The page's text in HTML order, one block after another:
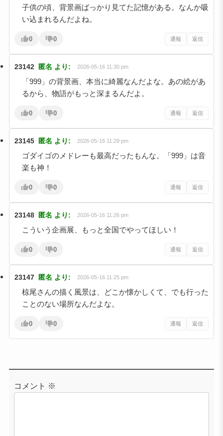
子供の頃、背景画ばっかり見てた記憶がある。なんか吸
い込まれるんだよね。
0 0 通報 返信
23142 匿名 より: 2026-05-16 11:30 pm
「999」の背景画、本当に綺麗なんだよな。あの絵があ
るから、物語がもっと深まるんだよ。
0 0 通報 返信
23145 匿名 より: 2026-05-16 11:29 pm
ゴダイゴのメドレーも最高だったもんな。「999」は音
楽も神！
0 0 通報 返信
23148 匿名 より: 2026-05-16 11:26 pm
こういう企画展、もっと全国でやってほしい！
0 0 通報 返信
23147 匿名 より: 2026-05-16 11:25 pm
椋尾さんの描く風景は、どこか懐かしくて、でも行った
ことのない場所なんだよな。
0 0 通報 返信
コメント ※